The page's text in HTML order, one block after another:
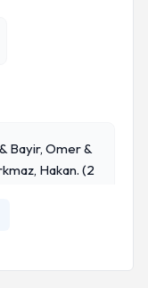
Bayir, Omer &
Hakan. (2
B-ENT. 2